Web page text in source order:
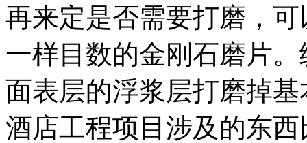
再来定是否需要打磨，
一样目数的金刚石磨片
面表层的浮浆层打磨掉基
酒店工程项目涉及的东